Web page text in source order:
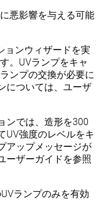
悪影響を与える可能
ョンウィザードを実
。UVランプをキャ
ンプの交換が必要に
については、ユーザ
ンでは、造形を300
UV強度のレベルをキ
アップメッセージが
ーザーガイドを参照
ランプのみを有効